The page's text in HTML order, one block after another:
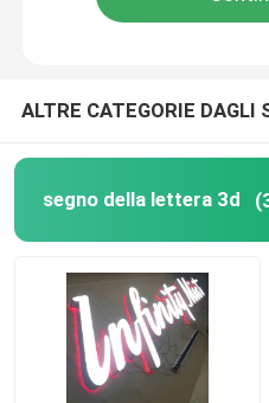
Segnaletica luminosa
Segno della lettera della
ALTRE CATEGORIE DAGLI
segno della lettera 3d